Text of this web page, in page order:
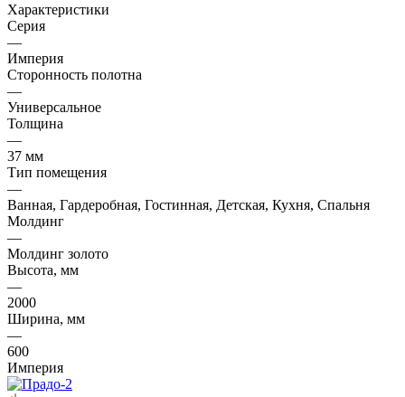
Характеристики
Серия
—
Империя
Сторонность полотна
—
Универсальное
Толщина
—
37 мм
Тип помещения
—
Ванная, Гардеробная, Гостинная, Детская, Кухня, Спальня
Молдинг
—
Молдинг золото
Высота, мм
—
2000
Ширина, мм
—
600
Империя